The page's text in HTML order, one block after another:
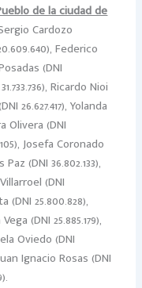
de la ciudad de
Cardozo
Federico
(DNI
Ricardo Nioi
26.627.417), Yolanda
Olivera (DNI
Josefa Coronado
(DNI 36.802.133),
(DNI
(DNI 25.800.828),
(DNI 25.885.179),
Oviedo (DNI
Ignacio Rosas (DNI